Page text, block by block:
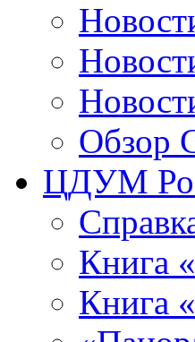
Обзор
ЦДУМ
Книга
Книга